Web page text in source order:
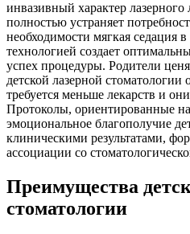
инвазивный характер
полностью устраняет
необходимости мягкая седация
технологией создает
успех процедуры. Родители
детской лазерной стоматологии
требуется меньше лекарств и
Протоколы, ориентированные
эмоциональное благополучие
клиническими результатами,
ассоциации со
Преимущества
стоматологии